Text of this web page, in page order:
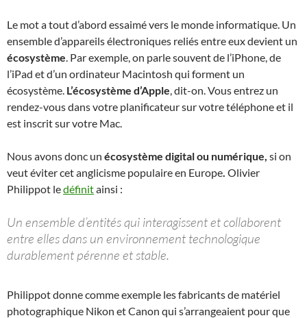
Le mot a tout d’abord essaimé vers le monde informatique. Un
ensemble d’appareils électroniques reliés entre eux devient un
écosystème. Par exemple, on parle souvent de l’iPhone, de
l’iPad et d’un ordinateur Macintosh qui forment un
écosystème. L’écosystème d’Apple, dit-on. Vous entrez un
rendez-vous dans votre planificateur sur votre téléphone et il
est inscrit sur votre Mac.
Nous avons donc un écosystème digital ou numérique, si on
veut éviter cet anglicisme populaire en Europe. Olivier
Philippot ledéfinitainsi :
Un ensemble d’entités qui interagissent et collaborent
entre elles dans un environnement technologique
durablement pérenne et stable.
Philippot donne comme exemple les fabricants de matériel
photographique Nikon et Canon qui s’arrangeaient pour que